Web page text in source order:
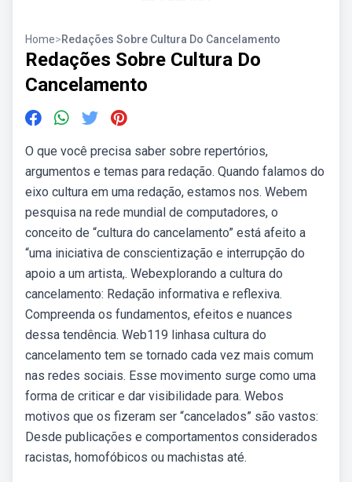
Home>Redações Sobre Cultura Do Cancelamento
Redações Sobre Cultura Do
Cancelamento
O que você precisa saber sobre repertórios,
argumentos e temas para redação. Quando falamos do
eixo cultura em uma redação, estamos nos. Webem
pesquisa na rede mundial de computadores, o
conceito de “cultura do cancelamento” está afeito a
“uma iniciativa de conscientização e interrupção do
apoio a um artista,. Webexplorando a cultura do
cancelamento: Redação informativa e reflexiva.
Compreenda os fundamentos, efeitos e nuances
dessa tendência. Web119 linhasa cultura do
cancelamento tem se tornado cada vez mais comum
nas redes sociais. Esse movimento surge como uma
forma de criticar e dar visibilidade para. Webos
motivos que os fizeram ser “cancelados” são vastos:
Desde publicações e comportamentos considerados
racistas, homofóbicos ou machistas até.